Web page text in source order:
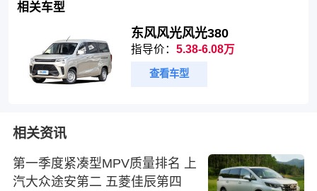
相关车型
东风风光风光380
指导价：5.38-6.08万
查看车型
相关资讯
第一季度紧凑型MPV质量排名 上
汽大众途安第二 五菱佳辰第四